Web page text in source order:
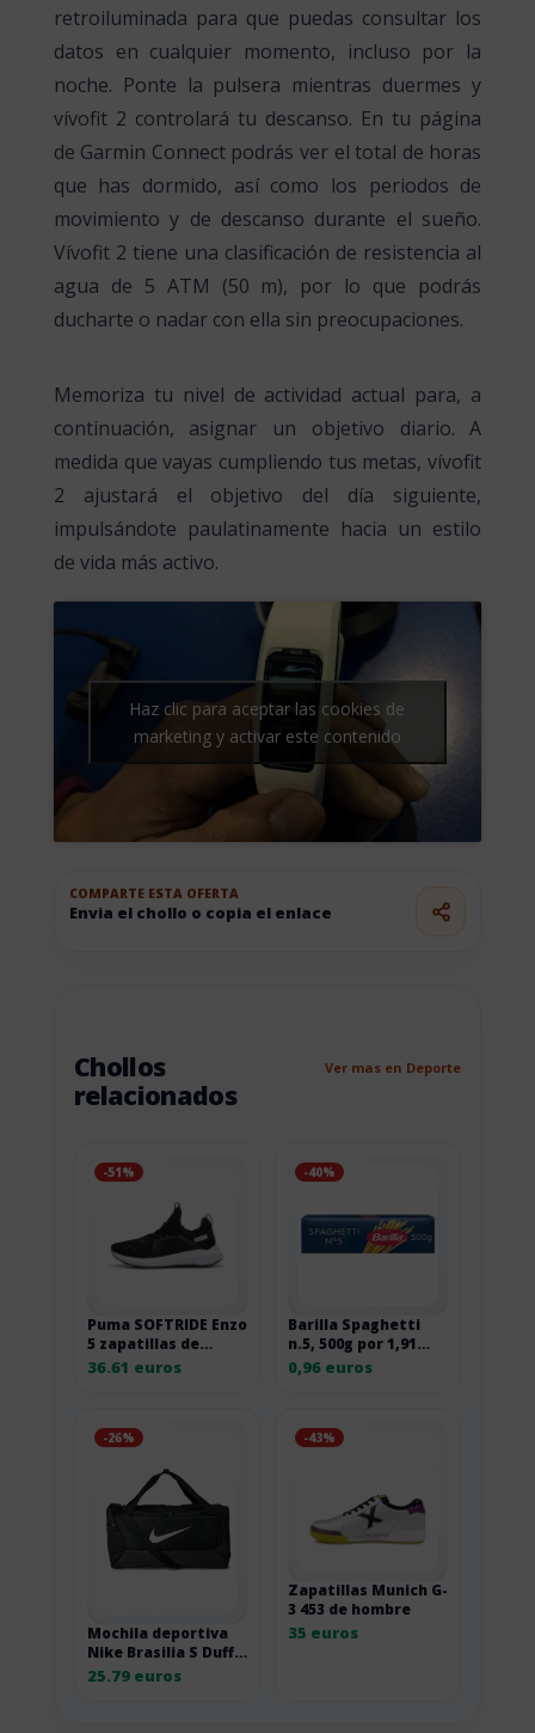
retroiluminada para que puedas consultar los
datos en cualquier momento, incluso por la
noche. Ponte la pulsera mientras duermes y
vívofit 2 controlará tu descanso. En tu página
de Garmin Connect podrás ver el total de horas
que has dormido, así como los periodos de
movimiento y de descanso durante el sueño.
Vívofit 2 tiene una clasificación de resistencia al
agua de 5 ATM (50 m), por lo que podrás
ducharte o nadar con ella sin preocupaciones.
Memoriza tu nivel de actividad actual para, a
continuación, asignar un objetivo diario. A
medida que vayas cumpliendo tus metas, vívofit
2 ajustará el objetivo del día siguiente,
impulsándote paulatinamente hacia un estilo
de vida más activo.
Haz clic para aceptar las cookies de
marketing y activar este contenido
COMPARTE ESTA OFERTA
Envia el chollo o copia el enlace
Chollos
relacionados
Ver mas en Deporte
-51%
Puma SOFTRIDE Enzo
5 zapatillas de
correr de carretera
36.61 euros
-40%
Barilla Spaghetti
n.5, 500g por 1,91
euros
0,96 euros
-26%
Mochila deportiva
Nike Brasilia S Duff
41L negra DM3976-
25.79 euros
-43%
Zapatillas Munich G-
3 453 de hombre
35 euros